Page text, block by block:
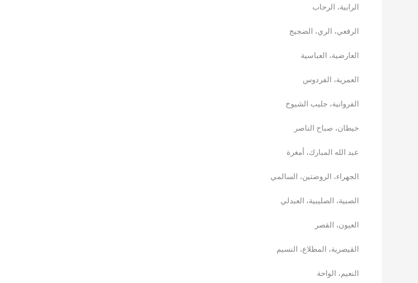
الرابية، الرحاب
الرقعي، الري، الضجيج
العارضية، العباسية
العمرية، الفردوس
الفروانية، جليب الشيوخ
خيطان، صباح الناصر
عبد الله المبارك، أمغرة
الجهراء، الروضتين، السالمي
الصبية، الصليبية، العبدلي
العيون، القصر
القيصرية، المطلاع، النسيم
النعيم، الواحة